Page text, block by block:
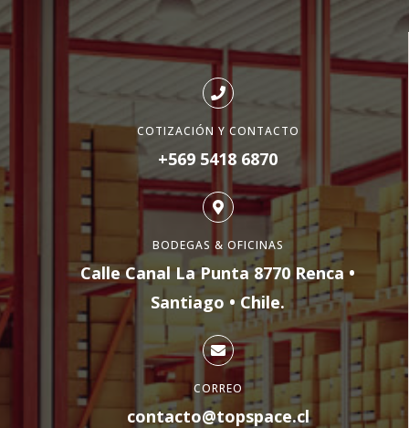
COTIZACIÓN Y CONTACTO
+569 5418 6870
BODEGAS & OFICINAS
Calle Canal La Punta 8770 Renca •
Santiago • Chile.
CORREO
contacto@topspace.cl